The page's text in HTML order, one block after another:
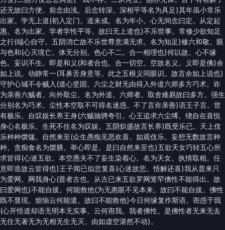
还无故曰方便。前念由浅。后念转深。深相平等名为具足)其年虽小常乐
出家。学无上道(初入定门。道未成。名为年小。心无间念曰定。从定起
惠。名为出家。学者学性平等。故曰无上道也)不乐世事。常修少欲知足
之行(端心自守。五阴消亡故不乐世尊意满无求。名为知足)修六和敬。眼
与色和(心灭境亡。体无分别。色心不二。合一相理也)何以故。心不缘
色。妄识不生。即是和义(和者合也。合一切空。空故名义。义即是佛)余
如上说。动静常一(耳鼻舌身意等。此之五根义同眼识。故言余如上说也)
守护心城不令贼入(道心坚固。六尘之财无由得入外道六师多方巧术。诈
为亲善六贼者。向外取尘。名为外道。六师者。取舍难易故曰多方。强生
分别名为巧术。尘性本空取不可得名迷惑。不了言诈亲善)语王子言。世
有极乐。自叹娱长养王身(六贼驰骋夸引。心王追求六尘缚。绕自在喜悦
身心名极乐。生死不住名为叹娱。五阴炽盛故言长养)既受乐已。天上伎
乐种种馔馐。自然来至(众生愚痴见恶欢喜。如观伎乐。妄想无数故言种
种。贪痴食名为馔膳。举心即是。是曰自然来至也)五欲天女巧转五心所
求皆得(心迷五欲。本空愚夫不了妄生染着心。名为天女。执情取相。任
意即造故云皆得也)王子闻已似悲复喜(心迷故悲。悟解还喜)我从昔来只
为爱网。网我身心(昔者古也。从古已来五欲罗网笼罕佛性不能得出。故
曰爱网也)不能自拔。何能救他(为无惠眼不见本来。故曰不能自拔。佛性
既不显现。烦恼云何能遣。故曰不能救他)今日何缘复作斯语。诳惑于我
(心开悟道却语无明本无实事。云何诳我。我者佛性。是佛性者无来无去
无住无著无为无相无生无灭。由如虚空湛然不动)。